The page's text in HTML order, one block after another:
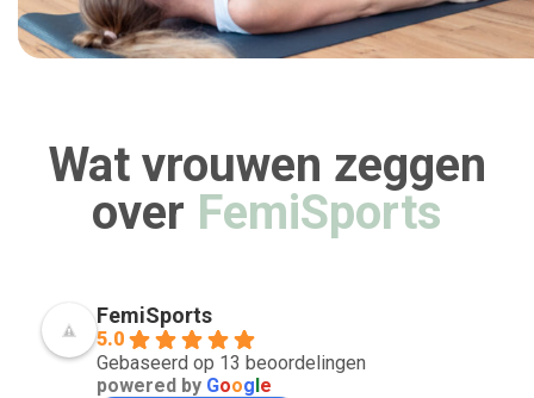
Wat vrouwen zeggen
over FemiSports
FemiSports
5.0
Gebaseerd op 13 beoordelingen
powered by Google